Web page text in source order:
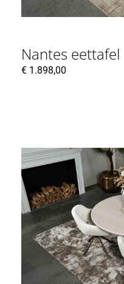
Nantes eettafel
€ 1.898,00